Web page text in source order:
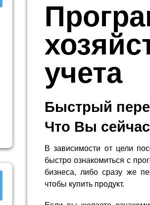
учета
Быстрый
Что Вы
В зависимости от цели
быстро ознакомиться с
бизнеса, либо сразу же
чтобы купить продукт.